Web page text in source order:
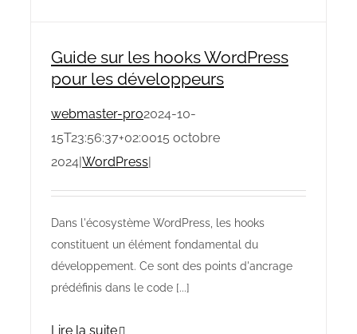
Guide sur les hooks WordPress
pour les développeurs
webmaster-pro2024-10-
15T23:56:37+02:0015 octobre
2024|WordPress|
Dans l'écosystème WordPress, les hooks
constituent un élément fondamental du
développement. Ce sont des points d'ancrage
prédéfinis dans le code [...]
Lire la suite